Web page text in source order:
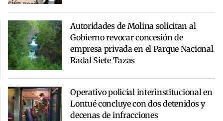
Autoridades de Molina solicitan al
Gobierno revocar concesión de
empresa privada en el Parque Nacional
Radal Siete Tazas
Operativo policial interinstitucional en
Lontué concluye con dos detenidos y
decenas de infracciones